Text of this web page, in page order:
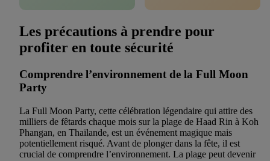
Les précautions à prendre pour
profiter en toute sécurité
Comprendre l’environnement de la Full Moon
Party
La Full Moon Party, cette célébration légendaire qui attire des
milliers de fêtards chaque mois sur la plage de Haad Rin à Koh
Phangan, en Thaïlande, est un événement magique mais
potentiellement risqué. Avant de plonger dans la fête, il est
crucial de comprendre l’environnement. La plage peut devenir